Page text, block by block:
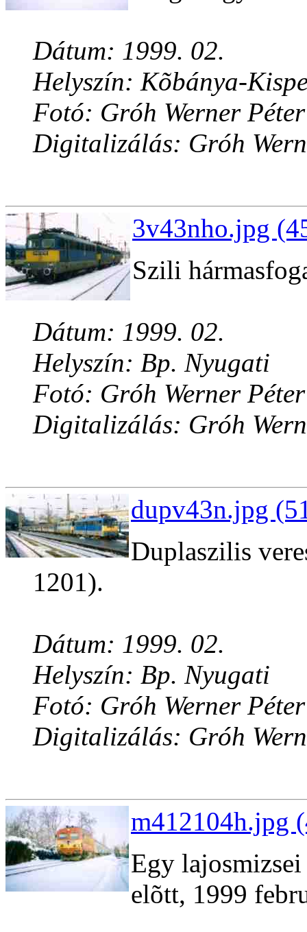
Dátum: 1999. 02.
Helyszín: Kõbánya-
Fotó: Gróh Werner Péter
Digitalizálás: Gróh
3v43nho.jpg
Szili
Dátum: 1999. 02.
Helyszín: Bp. Nyugati
Fotó: Gróh Werner Péter
Digitalizálás: Gróh
dupv43n.jpg
Duplaszilis
1201).
Dátum: 1999. 02.
Helyszín: Bp. Nyugati
Fotó: Gróh Werner Péter
Digitalizálás: Gróh
m412104h.jpg
Egy
elõtt, 1999